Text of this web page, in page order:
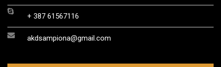
+ 387 61567116
akdsampiona@gmail.com